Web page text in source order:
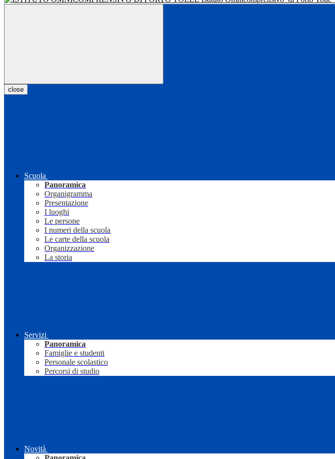
close
Scuola
Panoramica
Organigramma
Presentazione
I luoghi
Le persone
I numeri della scuola
Le carte della scuola
Organizzazione
La storia
Servizi
Panoramica
Famiglie e studenti
Personale scolastico
Percorsi di studio
Novità